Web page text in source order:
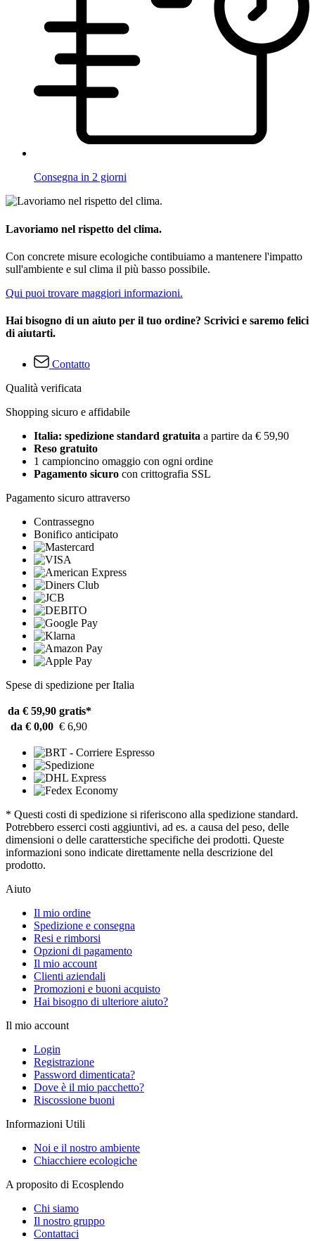
Consegna in 2 giorni
Lavoriamo nel rispetto del clima.
Con concrete misure ecologiche contibuiamo a mantenere l'impatto
sull'ambiente e sul clima il più basso possibile.
Qui puoi trovare maggiori informazioni.
Hai bisogno di un aiuto per il tuo ordine? Scrivici e saremo felici
di aiutarti.
Contatto
Qualità verificata
Shopping sicuro e affidabile
Italia: spedizione standard gratuita a partire da € 59,90
Reso gratuito
1 campioncino omaggio con ogni ordine
Pagamento sicuro con crittografia SSL
Pagamento sicuro attraverso
Contrassegno
Bonifico anticipato
Spese di spedizione per Italia
da € 59,90 gratis*
da € 0,00 € 6,90
* Questi costi di spedizione si riferiscono alla spedizione standard.
Potrebbero esserci costi aggiuntivi, ad es. a causa del peso, delle
dimensioni o delle caratterstiche specifiche dei prodotti. Queste
informazioni sono indicate direttamente nella descrizione del
prodotto.
Aiuto
Il mio ordine
Spedizione e consegna
Resi e rimborsi
Opzioni di pagamento
Il mio account
Clienti aziendali
Promozioni e buoni acquisto
Hai bisogno di ulteriore aiuto?
Il mio account
Login
Registrazione
Password dimenticata?
Dove è il mio pacchetto?
Riscossione buoni
Informazioni Utili
Noi e il nostro ambiente
Chiacchiere ecologiche
A proposito di Ecosplendo
Chi siamo
Il nostro gruppo
Contattaci